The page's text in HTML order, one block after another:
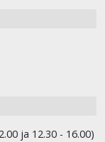
ja 12.30 - 16.00)